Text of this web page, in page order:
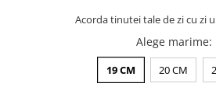
Acorda tinutei tale de zi cu zi
Alege marime:
19 CM 20 CM